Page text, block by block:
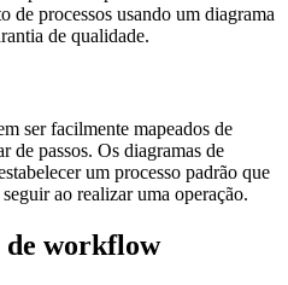
de processos usando um diagrama
de qualidade.
ser facilmente mapeados de
de passos. Os diagramas de
um processo padrão que
ao realizar uma operação.
de workflow